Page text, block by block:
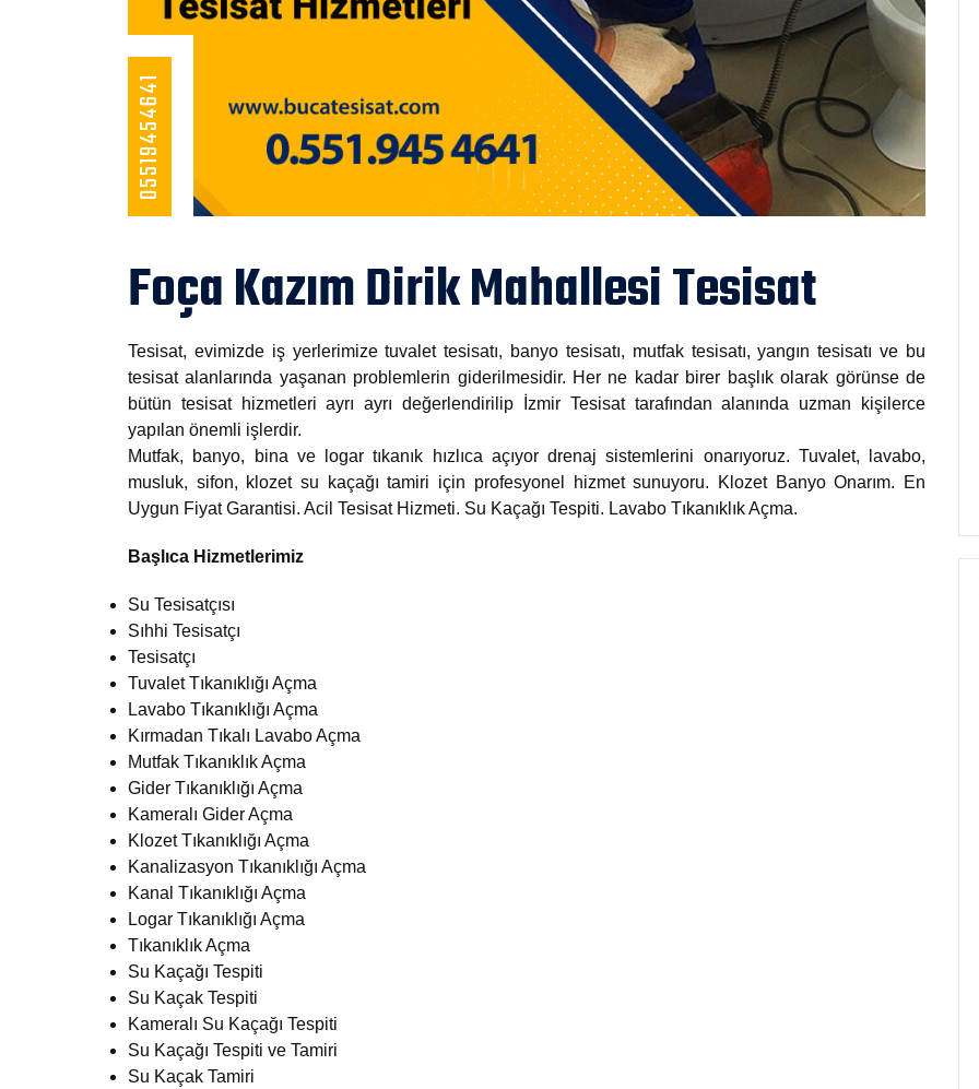
05519454641
Foça Kazım Dirik Mahallesi Tesisat
Tesisat, evimizde iş yerlerimize tuvalet tesisatı, banyo tesisatı, mutfak tesisatı, yangın tesisatı ve bu
tesisat alanlarında yaşanan problemlerin giderilmesidir. Her ne kadar birer başlık olarak görünse de
bütün tesisat hizmetleri ayrı ayrı değerlendirilip İzmir Tesisat tarafından alanında uzman kişilerce
yapılan önemli işlerdir.
Mutfak, banyo, bina ve logar tıkanık hızlıca açıyor drenaj sistemlerini onarıyoruz. Tuvalet, lavabo,
musluk, sifon, klozet su kaçağı tamiri için profesyonel hizmet sunuyoru. Klozet Banyo Onarım. En
Uygun Fiyat Garantisi. Acil Tesisat Hizmeti. Su Kaçağı Tespiti. Lavabo Tıkanıklık Açma.
Başlıca Hizmetlerimiz
Su Tesisatçısı
Sıhhi Tesisatçı
Tesisatçı
Tuvalet Tıkanıklığı Açma
Lavabo Tıkanıklığı Açma
Kırmadan Tıkalı Lavabo Açma
Mutfak Tıkanıklık Açma
Gider Tıkanıklığı Açma
Kameralı Gider Açma
Klozet Tıkanıklığı Açma
Kanalizasyon Tıkanıklığı Açma
Kanal Tıkanıklığı Açma
Logar Tıkanıklığı Açma
Tıkanıklık Açma
Su Kaçağı Tespiti
Su Kaçak Tespiti
Kameralı Su Kaçağı Tespiti
Su Kaçağı Tespiti ve Tamiri
Su Kaçak Tamiri